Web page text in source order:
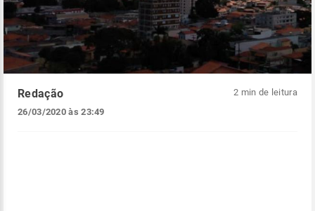
Redação
26/03/2020 às 23:49
2 min de leitura